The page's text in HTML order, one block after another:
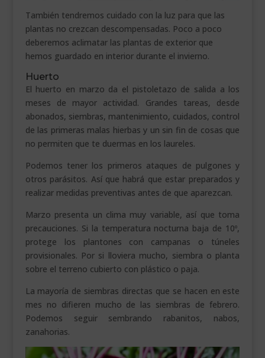
También tendremos cuidado con la luz para que las
plantas no crezcan descompensadas. Poco a poco
deberemos aclimatar las plantas de exterior que
hemos guardado en interior durante el invierno.
Huerto
El huerto en marzo da el pistoletazo de salida a los
meses de mayor actividad. Grandes tareas, desde
abonados, siembras, mantenimiento, cuidados, control
de las primeras malas hierbas y un sin fin de cosas que
no permiten que te duermas en los laureles.
Podemos tener los primeros ataques de pulgones y
otros parásitos. Así que habrá que estar preparados y
realizar medidas preventivas antes de que aparezcan.
Marzo presenta un clima muy variable, así que toma
precauciones. Si la temperatura nocturna baja de 10º,
protege los plantones con campanas o túneles
provisionales. Por si lloviera mucho, siembra o planta
sobre el terreno cubierto con plástico o paja.
La mayoría de siembras directas que se hacen en este
mes no difieren mucho de las siembras de febrero.
Podemos seguir sembrando rabanitos, nabos,
zanahorias.